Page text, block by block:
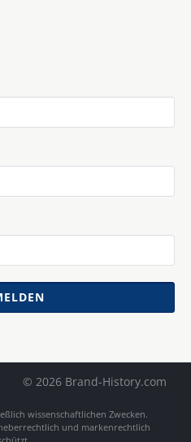
© 2026 Brand-History.com
wissenschaftlichen Zwecken.
und markenrechtlich